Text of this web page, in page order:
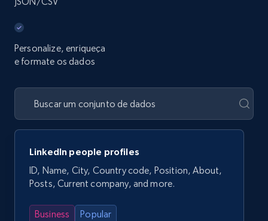
Personalize, enriqueça
e formate os dados
LinkedIn people profiles
ID, Name, City, Country code, Position, About,
Posts, Current company, and more.
Business Popular